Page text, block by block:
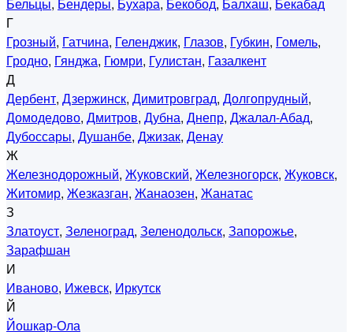
Г
Грозный, Гатчина, Геленджик, Глазов, Губкин, Гомель,
Гродно, Гянджа, Гюмри, Гулистан, Газалкент
Д
Дербент, Дзержинск, Димитровград, Долгопрудный,
Домодедово, Дмитров, Дубна, Днепр, Джалал-Абад,
Дубоссары, Душанбе, Джизак, Денау
Ж
Железнодорожный, Жуковский, Железногорск, Жуковск,
Житомир, Жезказган, Жанаозен, Жанатас
З
Златоуст, Зеленоград, Зеленодольск, Запорожье,
Зарафшан
И
Иваново, Ижевск, Иркутск
Й
Йошкар-Ола